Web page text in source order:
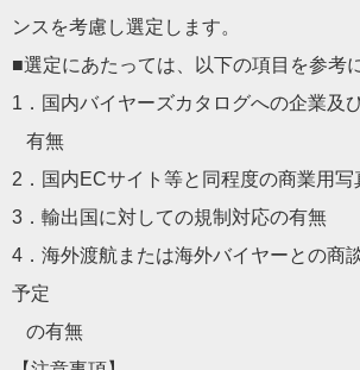
ンスを考慮し選定します。
■選定にあたっては、以下の項目を参考
1．国内バイヤーズカタログへの企業及
有無
2．国内ECサイト等と同程度の商業用写
3．輸出国に対しての規制対応の有無
4．海外渡航または海外バイヤーとの商
予定
の有無